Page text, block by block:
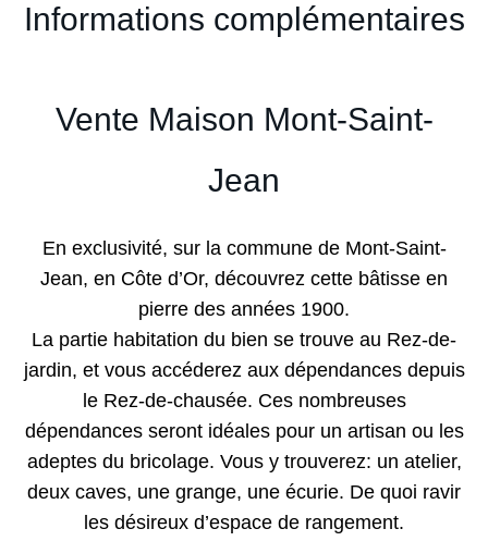
Informations complémentaires
Vente Maison Mont-Saint-
Jean
En exclusivité, sur la commune de Mont-Saint-
Jean, en Côte d’Or, découvrez cette bâtisse en
pierre des années 1900.
La partie habitation du bien se trouve au Rez-de-
jardin, et vous accéderez aux dépendances depuis
le Rez-de-chausée. Ces nombreuses
dépendances seront idéales pour un artisan ou les
adeptes du bricolage. Vous y trouverez: un atelier,
deux caves, une grange, une écurie. De quoi ravir
les désireux d’espace de rangement.